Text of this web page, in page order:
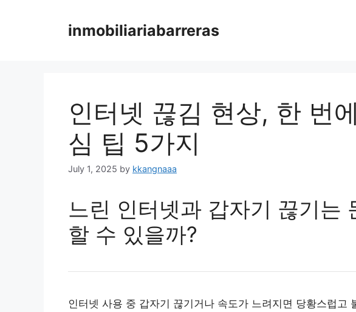
inmobiliariabarreras
인터넷 끊김 현상, 한 번
심 팁 5가지
July 1, 2025 by kkangnaaa
느린 인터넷과 갑자기 끊기는
할 수 있을까?
인터넷 사용 중 갑자기 끊기거나 속도가 느려지면 당황스럽고